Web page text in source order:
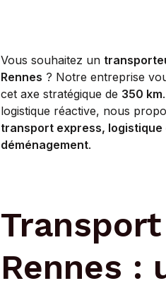
Vous souhaitez un
Rennes ? Notre entreprise
cet axe stratégique de 350 km
logistique réactive, nous
transport express,
déménagement.
Rennes :